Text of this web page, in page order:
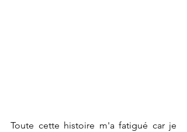
Toute cette histoire m'a fatigué car je